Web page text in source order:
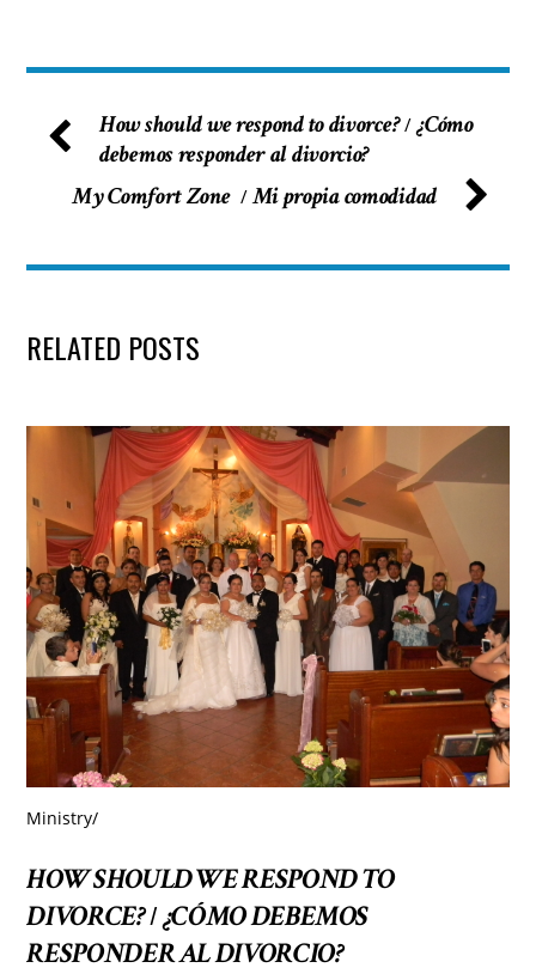
How should we respond to divorce?/¿Cómo
debemos responder al divorcio?
My Comfort Zone/Mi propia comodidad
RELATED POSTS
Ministry/
HOW SHOULD WE RESPOND TO
DIVORCE?/¿CÓMO DEBEMOS
RESPONDER AL DIVORCIO?